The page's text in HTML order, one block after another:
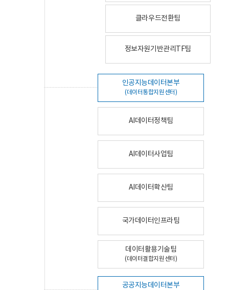
클라우드전환팀
정보자원기반관리TF팀
인공지능데이터본부
(데이터통합지원센터)
AI데이터정책팀
AI데이터사업팀
AI데이터확산팀
국가데이터인프라팀
데이터활용기술팀
(데이터결합지원센터)
공공지능데이터본부